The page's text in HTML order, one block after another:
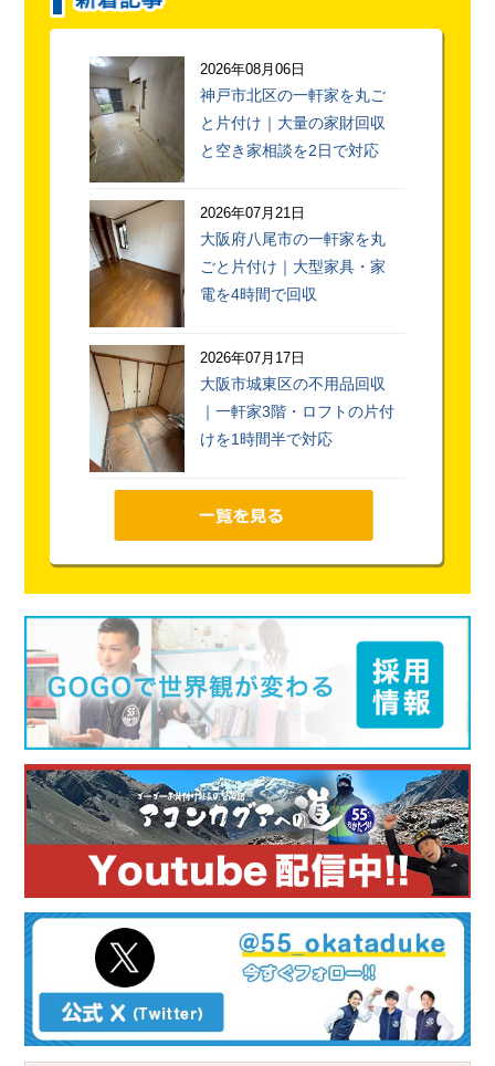
2026年08月06日
神戸市北区の一軒家を丸ご
と片付け｜大量の家財回収
と空き家相談を2日で対応
2026年07月21日
大阪府八尾市の一軒家を丸
ごと片付け｜大型家具・家
電を4時間で回収
2026年07月17日
大阪市城東区の不用品回収
｜一軒家3階・ロフトの片付
けを1時間半で対応